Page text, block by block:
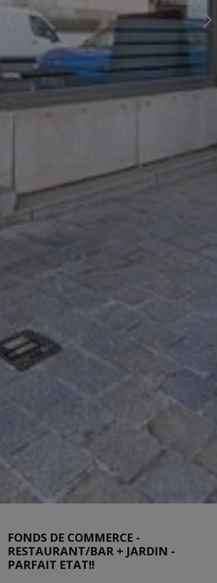
FONDS DE COMMERCE -
RESTAURANT/BAR + JARDIN -
PARFAIT ETAT!!